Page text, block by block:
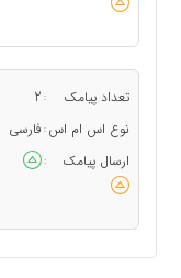
تعداد پیامک :
2
نوع اس ام اس : فارسی
ارسال پیامک
: